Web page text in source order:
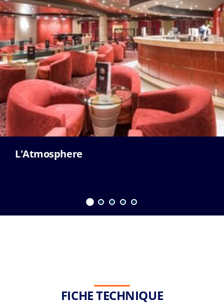
L'Atmosphere
FICHE TECHNIQUE